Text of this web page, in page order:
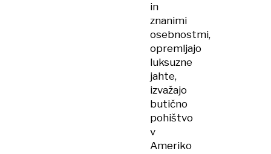
in
znanimi
osebnostmi,
opremljajo
luksuzne
jahte,
izvažajo
butično
pohištvo
v
Ameriko